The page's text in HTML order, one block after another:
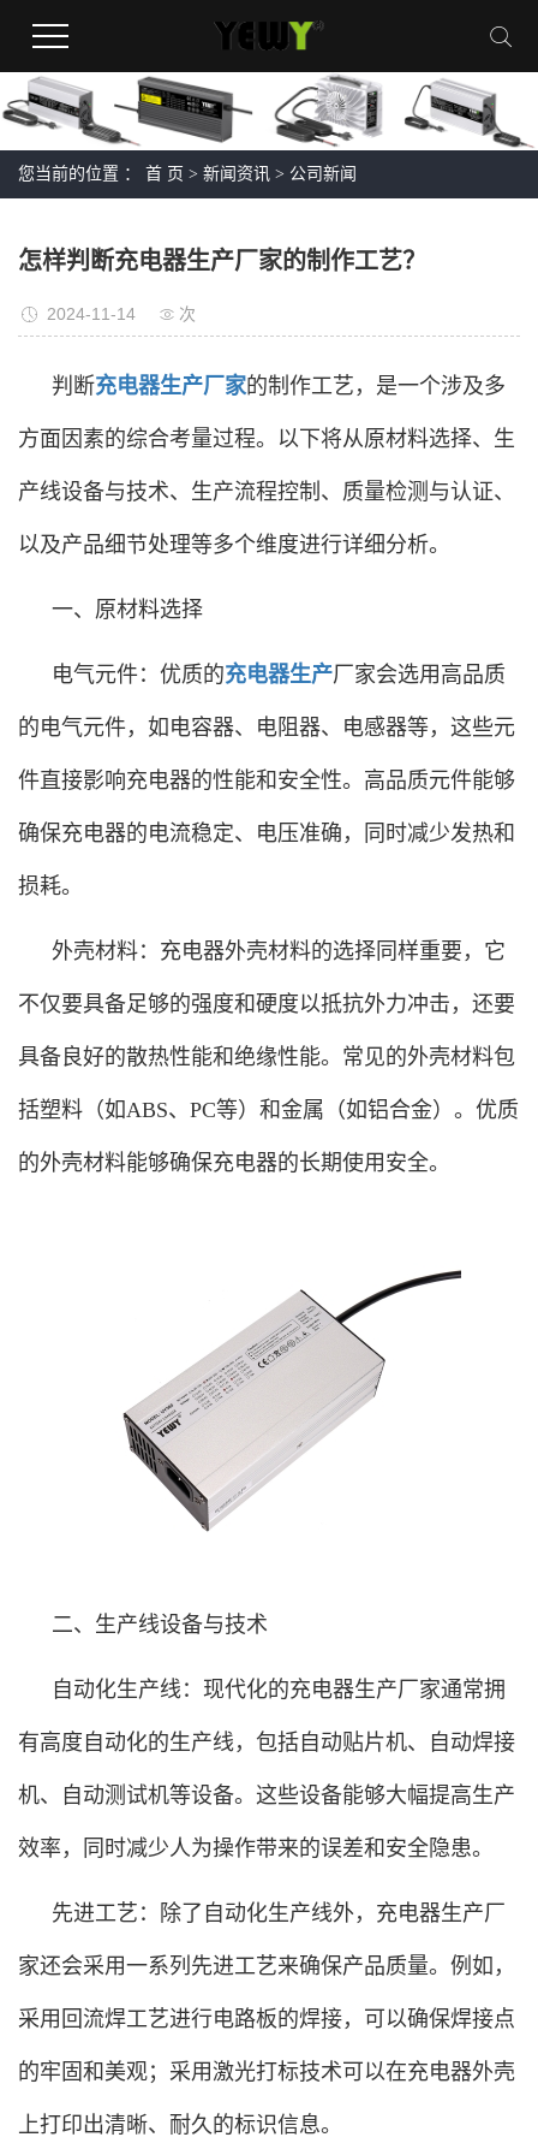
您当前的位置 ： 首 页 > 新闻资讯 > 公司新闻
怎样判断充电器生产厂家的制作工艺？
2024-11-14 次
判断充电器生产厂家的制作工艺，是一个涉及多
方面因素的综合考量过程。以下将从原材料选择、生
产线设备与技术、生产流程控制、质量检测与认证、
以及产品细节处理等多个维度进行详细分析。
一、原材料选择
电气元件：优质的充电器生产厂家会选用高品质
的电气元件，如电容器、电阻器、电感器等，这些元
件直接影响充电器的性能和安全性。高品质元件能够
确保充电器的电流稳定、电压准确，同时减少发热和
损耗。
外壳材料：充电器外壳材料的选择同样重要，它
不仅要具备足够的强度和硬度以抵抗外力冲击，还要
具备良好的散热性能和绝缘性能。常见的外壳材料包
括塑料（如ABS、PC等）和金属（如铝合金）。优质
的外壳材料能够确保充电器的长期使用安全。
二、生产线设备与技术
自动化生产线：现代化的充电器生产厂家通常拥
有高度自动化的生产线，包括自动贴片机、自动焊接
机、自动测试机等设备。这些设备能够大幅提高生产
效率，同时减少人为操作带来的误差和安全隐患。
先进工艺：除了自动化生产线外，充电器生产厂
家还会采用一系列先进工艺来确保产品质量。例如，
采用回流焊工艺进行电路板的焊接，可以确保焊接点
的牢固和美观；采用激光打标技术可以在充电器外壳
上打印出清晰、耐久的标识信息。